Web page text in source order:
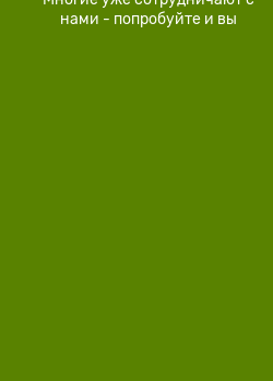
нами - попробуйте и вы